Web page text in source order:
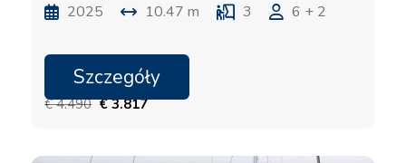
2025 10.47 m 3 6 + 2
19.09. - 26.09.2026
€ 4.490 € 3.817
Szczegóły